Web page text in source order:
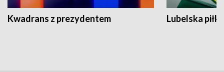
Kwadrans z prezydentem Lubelska piłka